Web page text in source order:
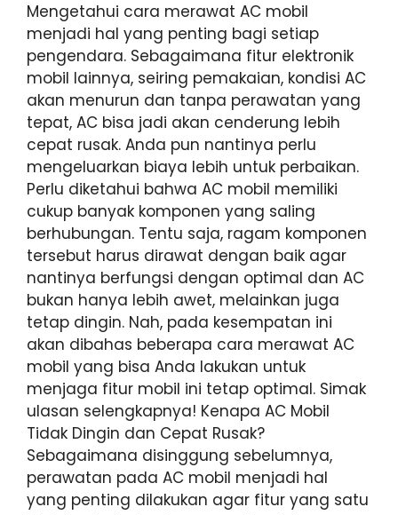
Mengetahui cara merawat AC mobil
menjadi hal yang penting bagi setiap
pengendara. Sebagaimana fitur elektronik
mobil lainnya, seiring pemakaian, kondisi AC
akan menurun dan tanpa perawatan yang
tepat, AC bisa jadi akan cenderung lebih
cepat rusak. Anda pun nantinya perlu
mengeluarkan biaya lebih untuk perbaikan.
Perlu diketahui bahwa AC mobil memiliki
cukup banyak komponen yang saling
berhubungan. Tentu saja, ragam komponen
tersebut harus dirawat dengan baik agar
nantinya berfungsi dengan optimal dan AC
bukan hanya lebih awet, melainkan juga
tetap dingin. Nah, pada kesempatan ini
akan dibahas beberapa cara merawat AC
mobil yang bisa Anda lakukan untuk
menjaga fitur mobil ini tetap optimal. Simak
ulasan selengkapnya! Kenapa AC Mobil
Tidak Dingin dan Cepat Rusak?
Sebagaimana disinggung sebelumnya,
perawatan pada AC mobil menjadi hal
yang penting dilakukan agar fitur yang satu